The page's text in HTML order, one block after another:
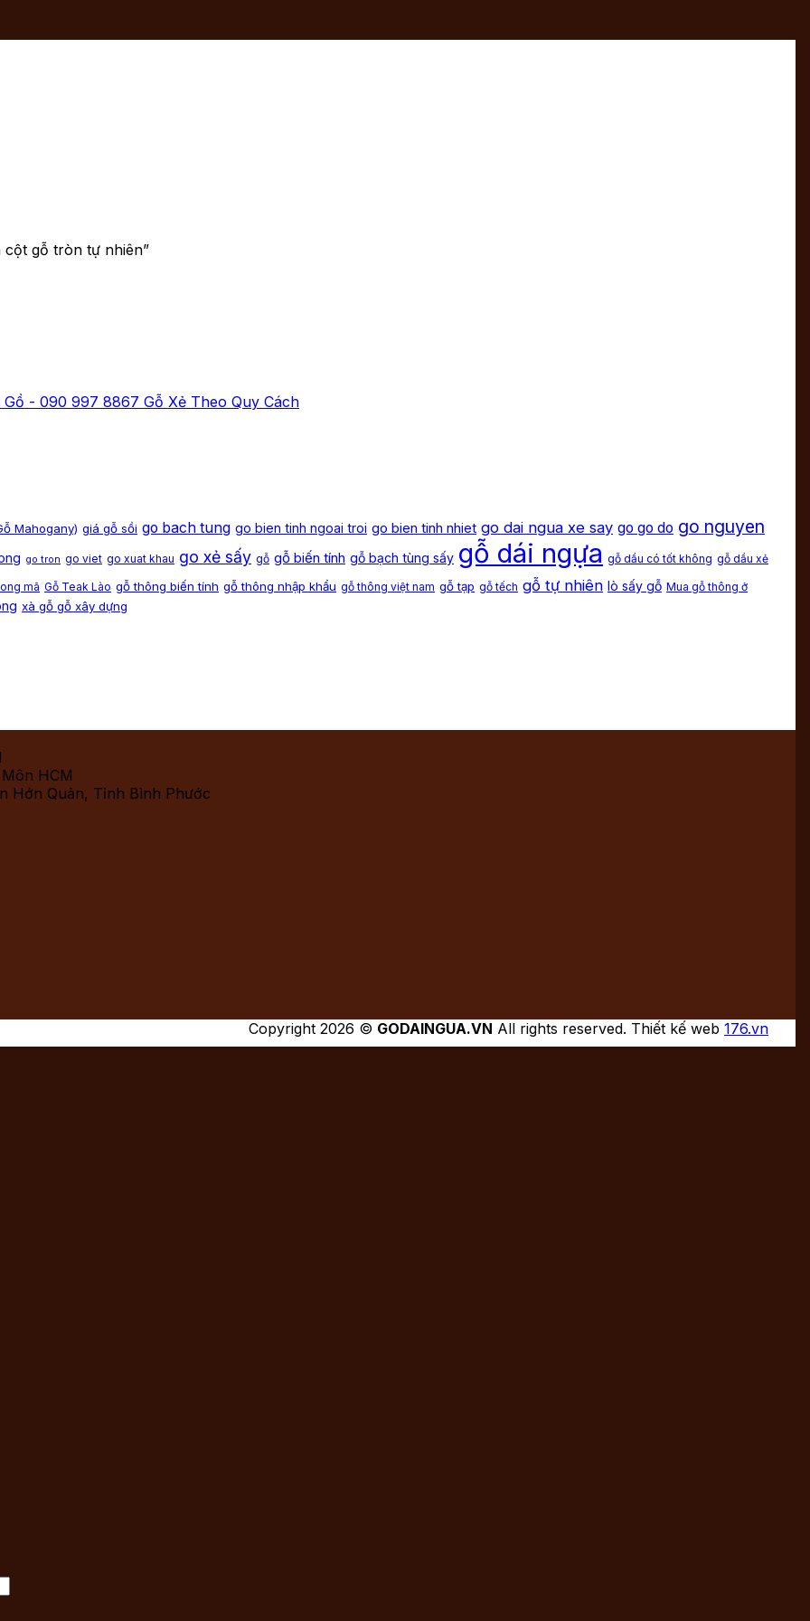
cột gỗ tròn tự nhiên”
Gồ - 090 997 8867 Gỗ Xẻ Theo Quy Cách
Mahogany) giá gỗ sồi go bach tung go bien tinh ngoai troi go bien tinh nhiet go dai ngua xe say go go do go nguyen
go tron go viet go xuat khau go xẻ sấy gỗ gỗ biến tính gỗ bạch tùng sấy gỗ dái ngựa gỗ dầu có tốt không gỗ dầu xẻ
mã Gỗ Teak Lào gỗ thông biến tính gỗ thông nhập khẩu gỗ thông việt nam gỗ tạp gỗ tếch gỗ tự nhiên lò sấy gỗ Mua gỗ thông ở
xà gỗ gỗ xây dựng
HCM
Hớn Quản, Tỉnh Bình Phước
Copyright 2026 © GODAINGUA.VN All rights reserved. Thiết kế web 176.vn